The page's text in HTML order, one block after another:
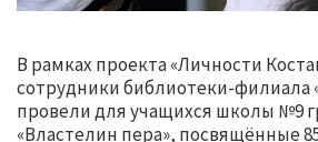
В рамках проекта «Личности
сотрудники библиотеки-филиала
провели для учащихся школы №9
«Властелин пера», посвящённые